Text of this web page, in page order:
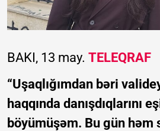
BAKI, 13 may. TELEQRAF
“Uşaqlığımdan bəri
haqqında danışdıqlarını
böyümüşəm. Bu gün həm